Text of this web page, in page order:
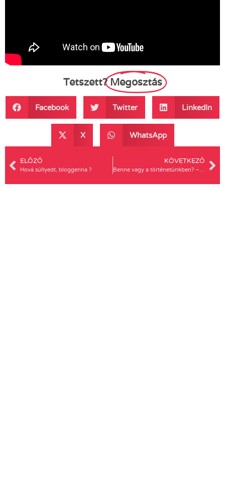
Tetszett? Megosztás
Facebook Twitter LinkedIn
X WhatsApp
ELŐZŐ
Hová süllyedt, bloggerina ?
KÖVETKEZŐ
Benne vagy a történetünkben? – az első magyar LMBT történeti hónap